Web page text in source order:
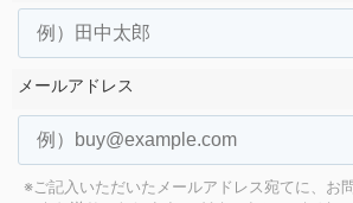
メールアドレス
※ご記入いただいたメールアドレス宛てに、お